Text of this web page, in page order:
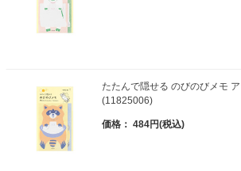
たたんで隠せる のびのびメモ
(11825006)
価格： 484円(税込)